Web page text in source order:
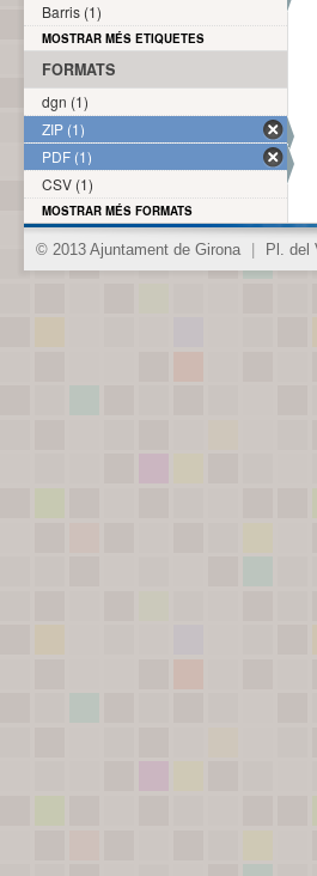
Barris (1)
MOSTRAR MÉS ETIQUETES
FORMATS
dgn (1)
ZIP (1)
PDF (1)
CSV (1)
MOSTRAR MÉS FORMATS
© 2013 Ajuntament de Girona Pl. del